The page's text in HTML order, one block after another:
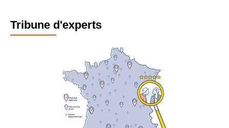
Tribune d'experts